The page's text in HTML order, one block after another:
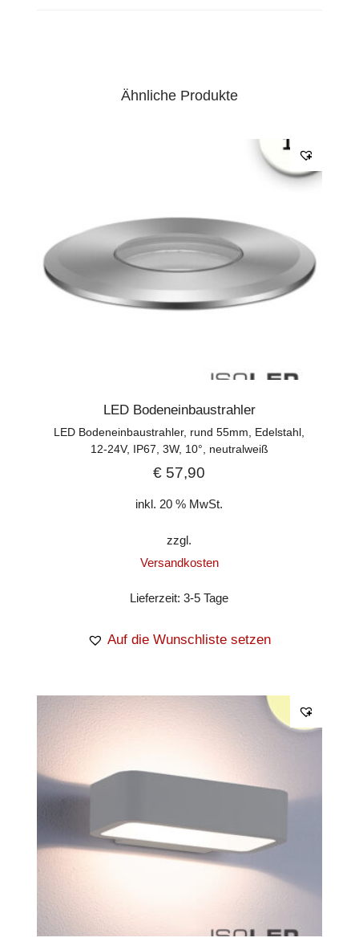
Ähnliche Produkte
LED Bodeneinbaustrahler
LED Bodeneinbaustrahler, rund 55mm, Edelstahl,
12-24V, IP67, 3W, 10°, neutralweiß
€ 57,90
inkl. 20 % MwSt.
zzgl.
Versandkosten
Lieferzeit:3-5 Tage
Auf die Wunschliste setzen